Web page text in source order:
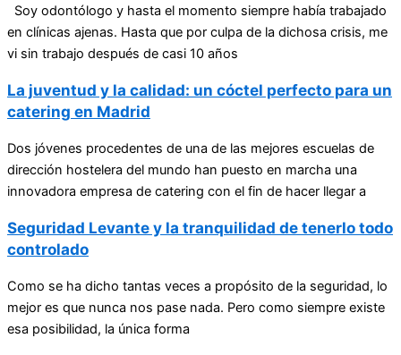
Soy odontólogo y hasta el momento siempre había trabajado
en clínicas ajenas. Hasta que por culpa de la dichosa crisis, me
vi sin trabajo después de casi 10 años
La juventud y la calidad: un cóctel perfecto para un
catering en Madrid
Dos jóvenes procedentes de una de las mejores escuelas de
dirección hostelera del mundo han puesto en marcha una
innovadora empresa de catering con el fin de hacer llegar a
Seguridad Levante y la tranquilidad de tenerlo todo
controlado
Como se ha dicho tantas veces a propósito de la seguridad, lo
mejor es que nunca nos pase nada. Pero como siempre existe
esa posibilidad, la única forma